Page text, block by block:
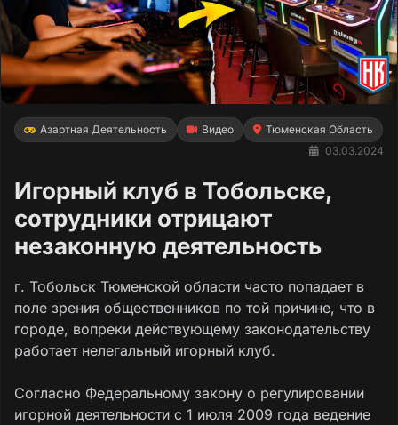
Азартная Деятельность Видео
Тюменская Область
03.03.2024
Игорный клуб в Тобольске,
сотрудники отрицают
незаконную деятельность
г. Тобольск Тюменской области часто попадает в
поле зрения общественников по той причине, что в
городе, вопреки действующему законодательству
работает нелегальный игорный клуб.
Согласно Федеральному закону о регулировании
игорной деятельности с 1 июля 2009 года ведение